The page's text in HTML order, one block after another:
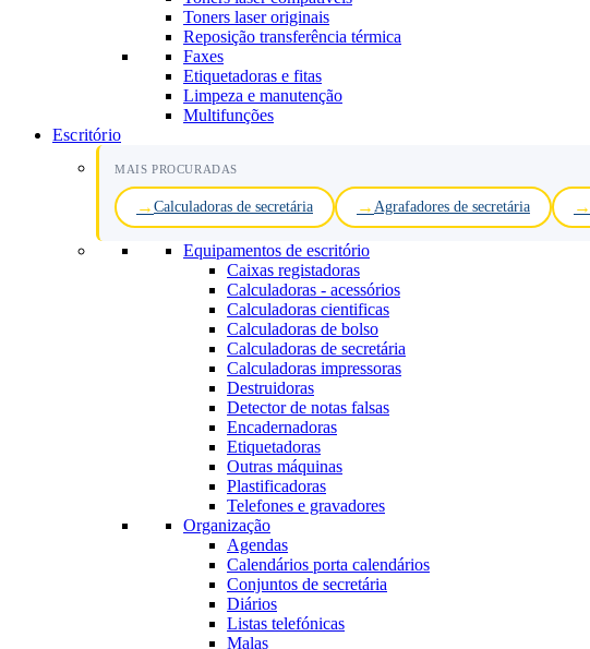
Toners laser originais
Reposição transferência térmica
Faxes
Etiquetadoras e fitas
Limpeza e manutenção
Multifunções
Escritório
MAIS PROCURADAS
Calculadoras de secretária Agrafadores de secretária
Equipamentos de escritório
Caixas registadoras
Calculadoras - acessórios
Calculadoras cientificas
Calculadoras de bolso
Calculadoras de secretária
Calculadoras impressoras
Destruidoras
Detector de notas falsas
Encadernadoras
Etiquetadoras
Outras máquinas
Plastificadoras
Telefones e gravadores
Organização
Agendas
Calendários porta calendários
Conjuntos de secretária
Diários
Listas telefónicas
Malas